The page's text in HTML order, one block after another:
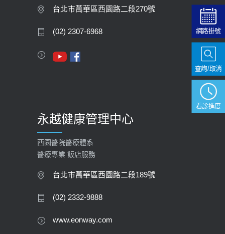
膽息肉如何處理？
2023-09-27
台北市萬華區西園路二段270號
(02) 2307-6968
永越健康管理中心
西園醫院醫療體系
醫療專業 飯店服務
台北市萬華區西園路二段189號
(02) 2332-9888
www.eonway.com
網路掛號
看診進度
查詢/取消